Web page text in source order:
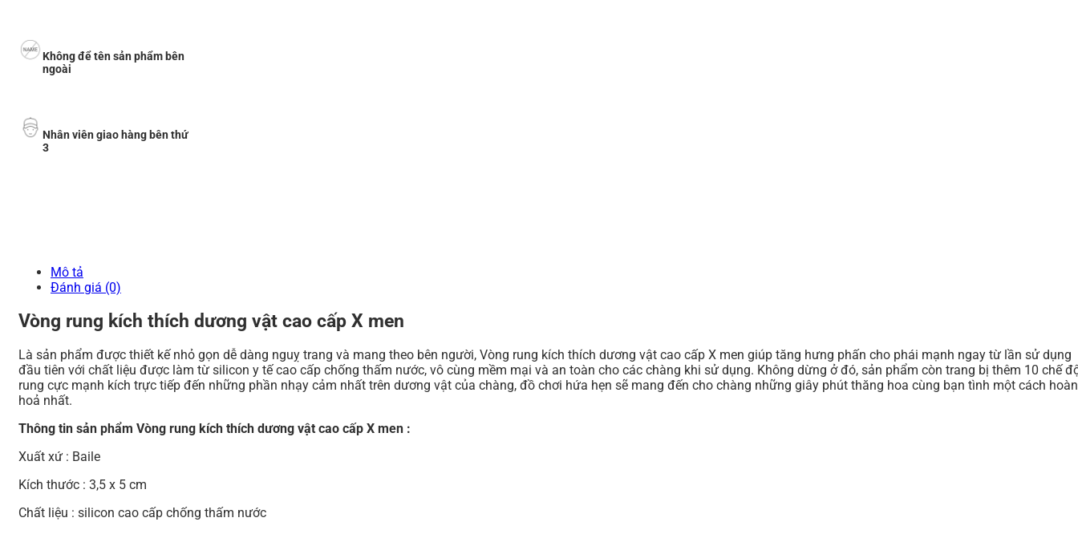
Không để tên sản phẩm bên
ngoài
Nhân viên giao hàng bên thứ
3
Mô tả
Đánh giá (0)
Vòng rung kích thích dương vật cao cấp X men
Là sản phẩm được thiết kế nhỏ gọn dễ dàng nguỵ trang và mang theo bên người, Vòng rung kích thích dương vật cao cấp X men giúp tăng hưng phấn cho phái mạnh ngay từ lần sử dụng
đầu tiên với chất liệu được làm từ silicon y tế cao cấp chống thấm nước, vô cùng mềm mại và an toàn cho các chàng khi sử dụng. Không dừng ở đó, sản phẩm còn trang bị thêm 10 chế
rung cực mạnh kích trực tiếp đến những phần nhạy cảm nhất trên dương vật của chàng, đồ chơi hứa hẹn sẽ mang đến cho chàng những giây phút thăng hoa cùng bạn tình một cách hoàn
hoả nhất.
Thông tin sản phẩm Vòng rung kích thích dương vật cao cấp X men :
Xuất xứ : Baile
Kích thước : 3,5 x 5 cm
Chất liệu : silicon cao cấp chống thấm nước